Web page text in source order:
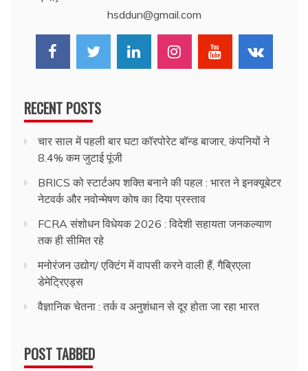
hsddun@gmail.com
RECENT POSTS
चार साल में पहली बार घटा कॉरपोरेट बॉन्ड बाजार, कंपनियों ने
8.4% कम जुटाई पूंजी
BRICS को स्टार्टअप शक्ति बनाने की पहल : भारत ने इनक्यूबेटर
नेटवर्क और नवोन्मेषण कोष का दिया प्रस्ताव
FCRA संशोधन विधेयक 2026 : विदेशी सहायता जनकल्याण
तक ही सीमित रहे
मनोरंजन उद्योग/ एक्टिंग में वापसी करने वाली हैं, गैब्रिएला
डेमेट्रिएड्स
वैज्ञानिक चेतना : तर्क व अनुशंधान से दूर होता जा रहा भारत
POST TABBED